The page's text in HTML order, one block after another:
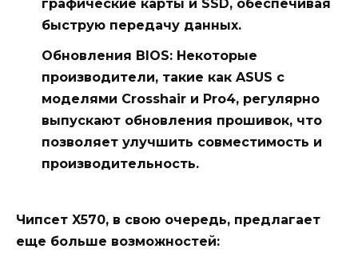
графические карты и SSD, обеспечивая
быструю передачу данных.
Обновления BIOS: Некоторые
производители, такие как ASUS с
моделями Crosshair и Pro4, регулярно
выпускают обновления прошивок, что
позволяет улучшить совместимость и
производительность.
Чипсет X570, в свою очередь, предлагает
еще больше возможностей: